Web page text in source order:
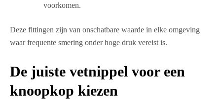
voorkomen.
Deze fittingen zijn van onschatbare waarde in elke omgeving
waar frequente smering onder hoge druk vereist is.
De juiste vetnippel voor een
knoopkop kiezen